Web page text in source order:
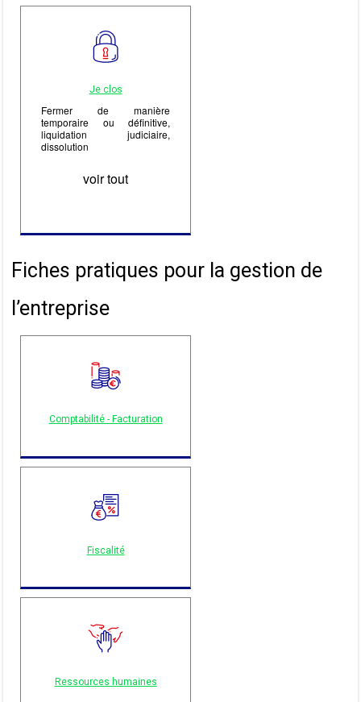
Je clos
Fermer de manière
temporaire ou définitive,
liquidation judiciaire,
dissolution
voir tout
Fiches pratiques pour la gestion de
l’entreprise
Comptabilité - Facturation
Fiscalité
Ressources humaines